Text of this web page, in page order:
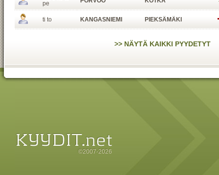
pe
ti to KANGASNIEMI PIEKSÄMÄKI
>> NÄYTÄ KAIKKI PYYDETYT
©2007-2026